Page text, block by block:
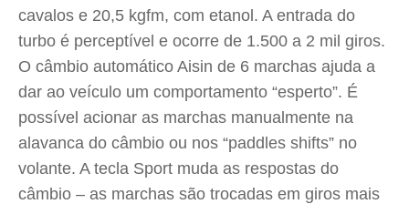
cavalos e 20,5 kgfm, com etanol. A entrada do
turbo é perceptível e ocorre de 1.500 a 2 mil giros.
O câmbio automático Aisin de 6 marchas ajuda a
dar ao veículo um comportamento “esperto”. É
possível acionar as marchas manualmente na
alavanca do câmbio ou nos “paddles shifts” no
volante. A tecla Sport muda as respostas do
câmbio – as marchas são trocadas em giros mais